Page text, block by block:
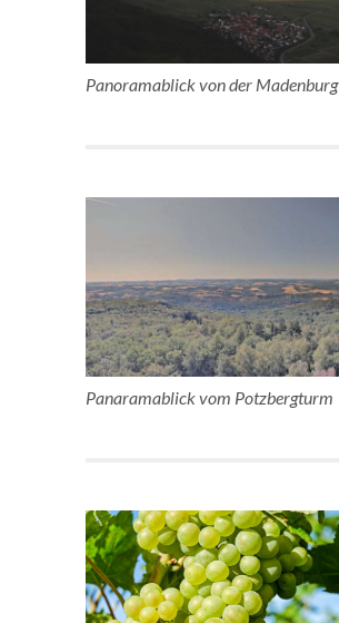
Panoramablick von der Madenburg
Panaramablick vom Potzbergturm